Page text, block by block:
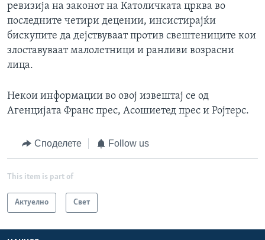
ревизија на законот на Католичката црква во
последните четири децении, инсистирајќи
бискупите да дејствуваат против свештениците кои
злоставуваат малолетници и ранливи возрасни
лица.
Некои информации во овој извештај се од
Агенцијата Франс прес, Асошиетед прес и Ројтерс.
Споделете Follow us
This item is part of
Актуелно Свет